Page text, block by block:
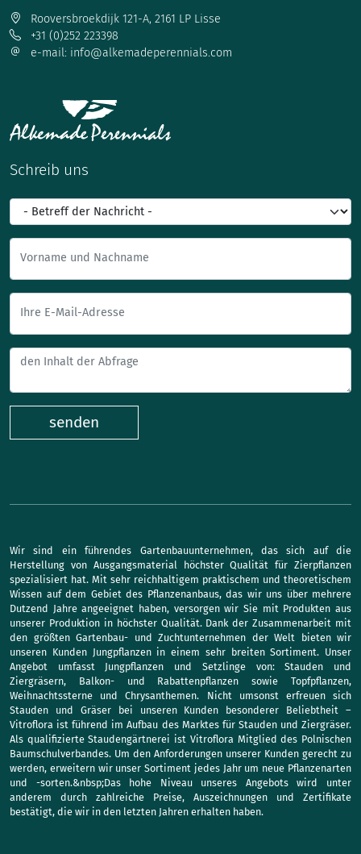
Rooversbroekdijk 121-A, 2161 LP Lisse
+31 (0)252 223398
e-mail: info@alkemadeperennials.com
Schreib uns
Vorname und Nachname
Ihre E-Mail-Adresse
senden
Wir sind ein führendes Gartenbauunternehmen, das sich auf die
Herstellung von Ausgangsmaterial höchster Qualität für Zierpflanzen
spezialisiert hat. Mit sehr reichhaltigem praktischem und theoretischem
Wissen auf dem Gebiet des Pflanzenanbaus, das wir uns über mehrere
Dutzend Jahre angeeignet haben, versorgen wir Sie mit Produkten aus
unserer Produktion in höchster Qualität. Dank der Zusammenarbeit mit
den größten Gartenbau- und Zuchtunternehmen der Welt bieten wir
unseren Kunden Jungpflanzen in einem sehr breiten Sortiment. Unser
Angebot umfasst Jungpflanzen und Setzlinge von: Stauden und
Ziergräsern, Balkon- und Rabattenpflanzen sowie Topfpflanzen,
Weihnachtssterne und Chrysanthemen. Nicht umsonst erfreuen sich
Stauden und Gräser bei unseren Kunden besonderer Beliebtheit –
Vitroflora ist führend im Aufbau des Marktes für Stauden und Ziergräser.
Als qualifizierte Staudengärtnerei ist Vitroflora Mitglied des Polnischen
Baumschulverbandes. Um den Anforderungen unserer Kunden gerecht zu
werden, erweitern wir unser Sortiment jedes Jahr um neue Pflanzenarten
und -sorten.&nbsp;Das hohe Niveau unseres Angebots wird unter
anderem durch zahlreiche Preise, Auszeichnungen und Zertifikate
bestätigt, die wir in den letzten Jahren erhalten haben.